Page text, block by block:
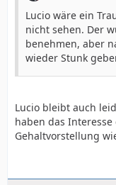
Lucio wäre ein
nicht sehen. Der
benehmen, aber
wieder Stunk
Lucio bleibt auch
haben das
Gehaltvorstellung